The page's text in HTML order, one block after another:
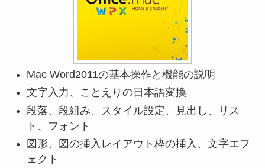
Mac Word2011の基本操作と機能の説明
文字入力、ことえりの日本語変換
段落、段組み、スタイル設定、見出し、リス
ト、フォント
図形、図の挿入レイアウト枠の挿入、文字エフ
ェクト